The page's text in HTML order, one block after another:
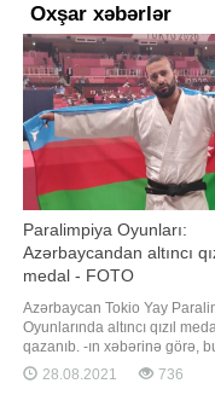
Oxşar xəbərlər
Paralimpiya Oyunları:
Azərbaycandan altıncı
medal - FOTO
Azərbaycan Tokio Yay
Oyunlarında altıncı qızıl
qazanıb. -ın xəbərinə görə,
kişi cüdoçumuz Hüseyn
(-81 kq) nail olub. O, finalda
28.08.2021 736